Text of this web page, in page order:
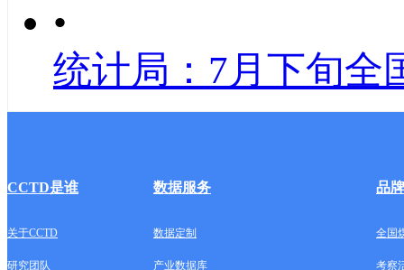
•
统计局：7月下旬全
CCTD是谁 数据服务 品
关于CCTD 数据定制 全国
研究团队 产业数据库 考察